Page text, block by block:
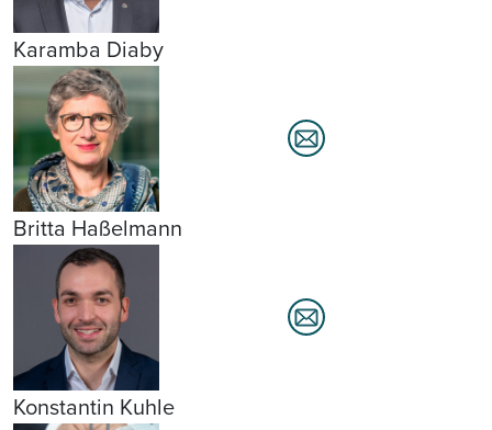
Karamba Diaby
Britta Haßelmann
Konstantin Kuhle